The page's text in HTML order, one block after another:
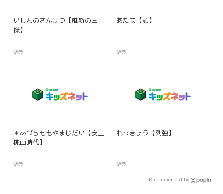
いしんのさんけつ【維新の三
傑】
辞典
あたま【頭】
辞典
＊あづちももやまじだい【安土
桃山時代】
辞典
れっきょう【列強】
辞典
Recommended by